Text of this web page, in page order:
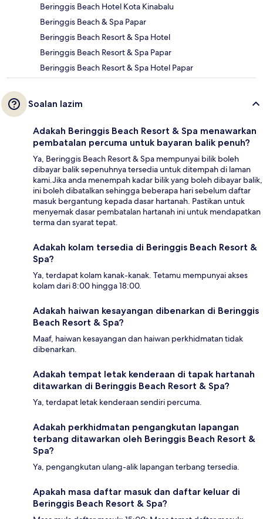
Beringgis Beach Hotel Kota Kinabalu
Beringgis Beach & Spa Papar
Beringgis Beach Resort & Spa Hotel
Beringgis Beach Resort & Spa Papar
Beringgis Beach Resort & Spa Hotel Papar
Soalan lazim
Adakah Beringgis Beach Resort & Spa menawarkan
pembatalan percuma untuk bayaran balik penuh?
Ya, Beringgis Beach Resort & Spa mempunyai bilik boleh
dibayar balik sepenuhnya tersedia untuk ditempah di laman
kami.Jika anda menempah kadar bilik yang boleh dibayar balik,
ini boleh dibatalkan sehingga beberapa hari sebelum daftar
masuk bergantung kepada dasar hartanah. Pastikan untuk
menyemak dasar pembatalan hartanah ini untuk mendapatkan
terma dan syarat tepat.
Adakah kolam tersedia di Beringgis Beach Resort &
Spa?
Ya, terdapat kolam kanak-kanak. Tetamu mempunyai akses
kolam dari 8:00 hingga 18:00.
Adakah haiwan kesayangan dibenarkan di Beringgis
Beach Resort & Spa?
Maaf, haiwan kesayangan dan haiwan perkhidmatan tidak
dibenarkan.
Adakah tempat letak kenderaan di tapak hartanah
ditawarkan di Beringgis Beach Resort & Spa?
Ya, terdapat letak kenderaan sendiri percuma.
Adakah perkhidmatan pengangkutan lapangan
terbang ditawarkan oleh Beringgis Beach Resort &
Spa?
Ya, pengangkutan ulang-alik lapangan terbang tersedia.
Apakah masa daftar masuk dan daftar keluar di
Beringgis Beach Resort & Spa?